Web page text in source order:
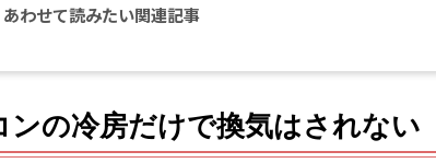
あわせて読みたい関連記事
ンの冷房だけで換気はされない